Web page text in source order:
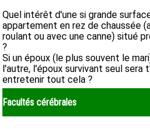
Quel intérêt d'une si grande
appartement en rez de chaussée
roulant ou avec une canne) situé
?
Si un époux (le plus souvent le
l'autre, l'époux survivant seul sera
entretenir tout cela ?
Facultés cérébrales